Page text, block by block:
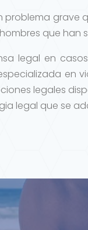
problema grave
que
legal en
en
legales
legal que se